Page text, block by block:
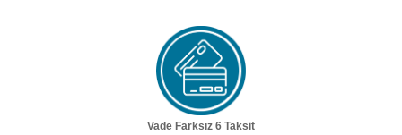
Vade Farksız 6 Taksit